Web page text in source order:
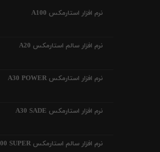
نرم افزار استارمکس A100
نرم افزار سالم استارمکس A20
نرم افزار استارمکس A30 POWER
نرم افزار استارمکس A30 SADE
نرم افزار سالم استارمکس X100 SUPER